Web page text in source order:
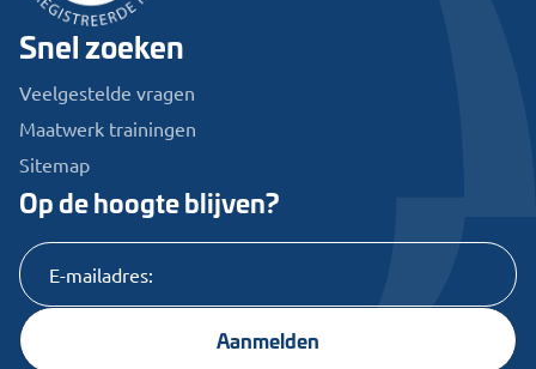
Snel zoeken
Veelgestelde vragen
Maatwerk trainingen
Sitemap
Op de hoogte blijven?
Aanmelden